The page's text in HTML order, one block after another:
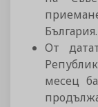
България.
От
месец